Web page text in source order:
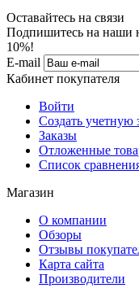
Оставайтесь на связи
Подпишитесь на наши
10%!
E-mail
Кабинет покупателя
Войти
Создать учетную
Заказы
Отложенные
Список
Магазин
О компании
Обзоры
Отзывы
Карта сайта
Производители